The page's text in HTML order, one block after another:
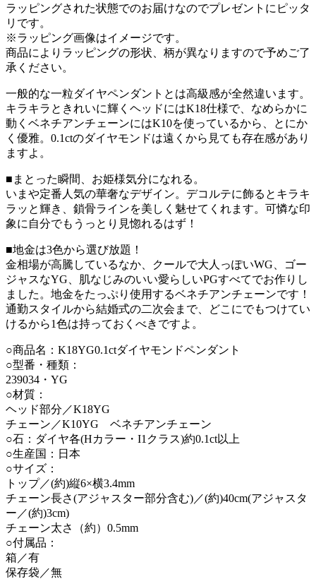
ラッピングされた状態でのお届けなのでプレゼントにピッタ
リです。
※ラッピング画像はイメージです。
商品によりラッピングの形状、柄が異なりますので予めご了
承ください。
一般的な一粒ダイヤペンダントとは高級感が全然違います。
キラキラときれいに輝くヘッドにはK18仕様で、なめらかに
動くベネチアンチェーンにはK10を使っているから、とにか
く優雅。0.1ctのダイヤモンドは遠くから見ても存在感があり
ますよ。
■まとった瞬間、お姫様気分になれる。
いまや定番人気の華奢なデザイン。デコルテに飾るとキラキ
ラッと輝き、鎖骨ラインを美しく魅せてくれます。可憐な印
象に自分でもうっとり見惚れるはず！
■地金は3色から選び放題！
金相場が高騰しているなか、クールで大人っぽいWG、ゴー
ジャスなYG、肌なじみのいい愛らしいPGすべてでお作りし
ました。地金をたっぷり使用するベネチアンチェーンです！
通勤スタイルから結婚式の二次会まで、どこにでもつけてい
けるから1色は持っておくべきですよ。
○商品名：K18YG0.1ctダイヤモンドペンダント
○型番・種類：
239034・YG
○材質：
ヘッド部分／K18YG
チェーン／K10YG ベネチアンチェーン
○石：ダイヤ各(Hカラー・I1クラス)約0.1ct以上
○生産国：日本
○サイズ：
トップ／(約)縦6×横3.4mm
チェーン長さ(アジャスター部分含む)／(約)40cm(アジャスタ
ー／(約)3cm)
チェーン太さ（約）0.5mm
○付属品：
箱／有
保存袋／無